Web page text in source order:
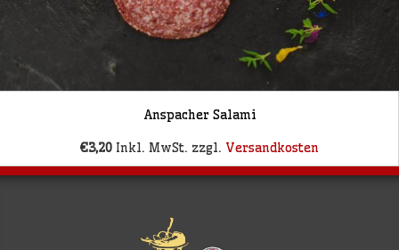
Anspacher Salami
€3,20 Inkl. MwSt. zzgl. Versandkosten